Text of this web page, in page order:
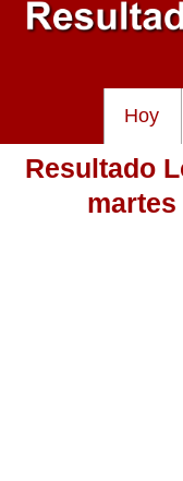
Hoy
Baloto
Resultado
martes